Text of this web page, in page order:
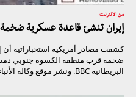
من الانترنت
إيران تنشئ قاعدة عسكرية
كشفت مصادر أمريكية استخباراتية
ضخمة قرب منطقة الكسوة جنوبي
البريطانية BBC. ونشر موقع وكالة الأنباء البريطانية صورا...